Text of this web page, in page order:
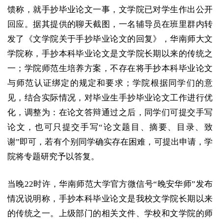
馈称，就手抄毕业论文一事，文学院已对学生作出公开
回应。据其提供的聊天截图，一名辅导员在班里群内转
发了《文学院关于手抄毕业论文的回复》，华南师大文
学院称，手抄本科毕业论文是文学院长期以来的传统之
一；学院师范生培养方案，不存在将手抄本科毕业论文
与师范认证绑定的规定和要求；学院根据同学们的意
见，结合实际情况，对毕业生手抄毕业论文工作进行优
化，调整为：在论文答辩通过之后，同学们可提交手写
论文，也可只提交手写“论文题目、摘要、目录、致
谢”即可，若有个别同学确实存在困难，可提出申请，学
院将专题研究予以答复。
当晚22时许，华南师范大学官方微信号“晚安华师”发布
情况说明称，手抄本科毕业论文是我校文学院长期以来
的传统之一。上级部门的相关文件、学校和文学院的师